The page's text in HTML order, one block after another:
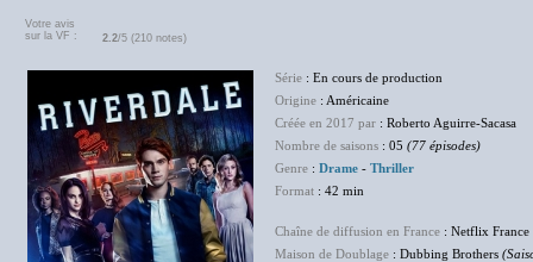
Votre avis
sur la VF :
2.2/5 (210 notes)
Série : En cours de production
Origine : Américaine
Créée en 2017 par : Roberto Aguirre-Sacasa
Nombre de saisons : 05 (77 épisodes)
Genre : Drame - Thriller
Format : 42 min
Chaîne de diffusion en France : Netflix France
Maison de Doublage : Dubbing Brothers